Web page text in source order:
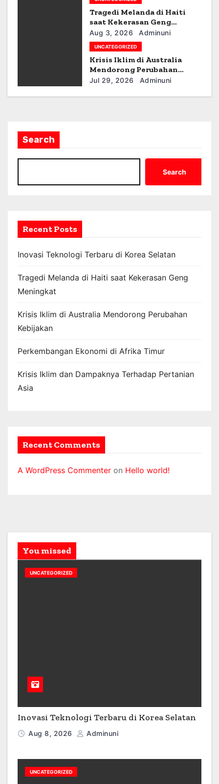
Tragedi Melanda di Haiti
saat Kekerasan Geng
Meningkat
Aug 3, 2026 Adminuni
UNCATEGORIZED
Krisis Iklim di Australia
Mendorong Perubahan
Kebijakan
Jul 29, 2026 Adminuni
Search
Search
Recent Posts
Inovasi Teknologi Terbaru di Korea Selatan
Tragedi Melanda di Haiti saat Kekerasan Geng
Meningkat
Krisis Iklim di Australia Mendorong Perubahan
Kebijakan
Perkembangan Ekonomi di Afrika Timur
Krisis Iklim dan Dampaknya Terhadap Pertanian
Asia
Recent Comments
A WordPress Commenter on Hello world!
You missed
UNCATEGORIZED
Inovasi Teknologi Terbaru di Korea Selatan
Aug 8, 2026 Adminuni
UNCATEGORIZED